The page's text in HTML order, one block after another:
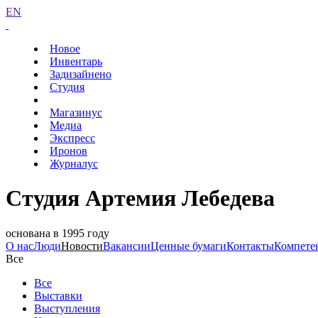
EN
Новое
Инвентарь
Задизайнено
Студия
Магазинус
Медиа
Экспресс
Иронов
Журналус
Студия Артемия Лебедева
основана в 1995 году
О насЛюдиНовостиВакансииЦенные бумагиКонтакты
Все
Все
Выставки
Выступления